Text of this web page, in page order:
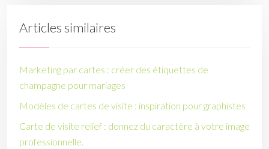
Articles similaires
Marketing par cartes : créer des étiquettes de
champagne pour mariages
Modèles de cartes de visite : inspiration pour graphistes
Carte de visite relief : donnez du caractère à votre image
professionnelle.